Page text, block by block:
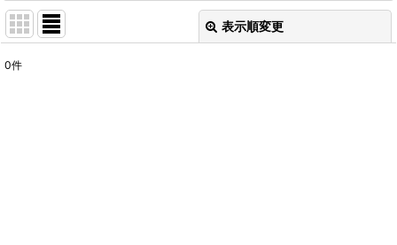
表示順変更
0件